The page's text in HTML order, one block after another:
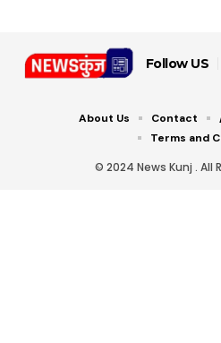
Follow US
© 2024 News Kunj . All
About Us Contact
Terms and